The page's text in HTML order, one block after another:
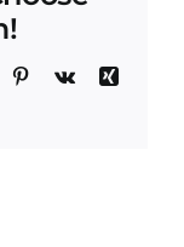
Pinterest
Vk
Xing